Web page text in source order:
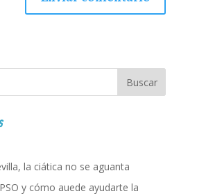
la ciática no se aguanta
y cómo auede ayudarte la